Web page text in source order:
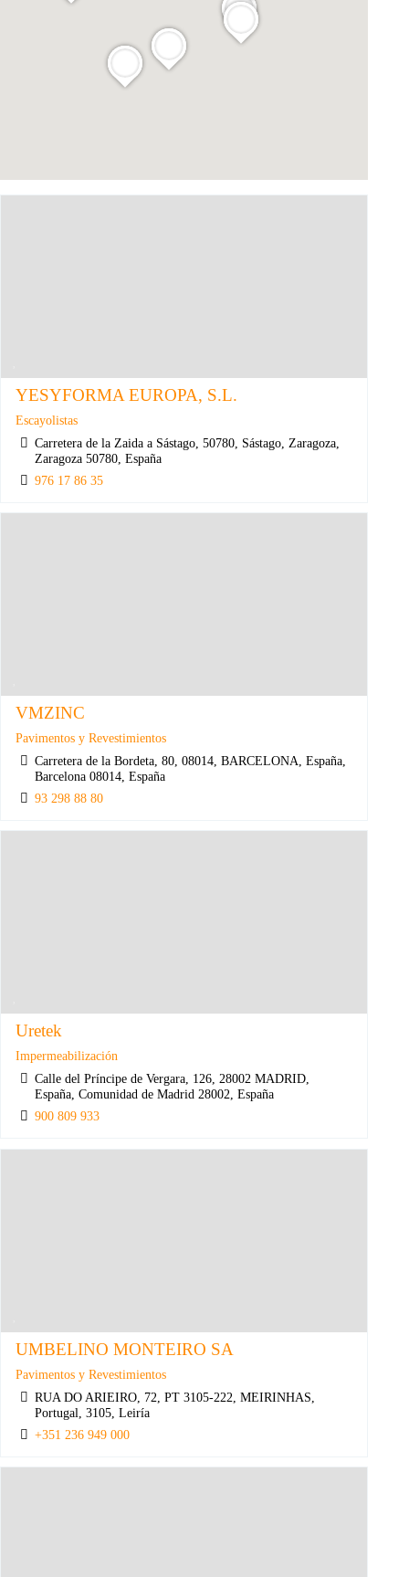
YESYFORMA EUROPA, S.L.
Escayolistas
Carretera de la Zaida a Sástago, 50780, Sástago, Zaragoza,
Zaragoza 50780, España
976 17 86 35
VMZINC
Pavimentos y Revestimientos
Carretera de la Bordeta, 80, 08014, BARCELONA, España,
Barcelona 08014, España
93 298 88 80
Uretek
Impermeabilización
Calle del Príncipe de Vergara, 126, 28002 MADRID,
España, Comunidad de Madrid 28002, España
900 809 933
UMBELINO MONTEIRO SA
Pavimentos y Revestimientos
RUA DO ARIEIRO, 72, PT 3105-222, MEIRINHAS,
Portugal, 3105, Leiría
+351 236 949 000